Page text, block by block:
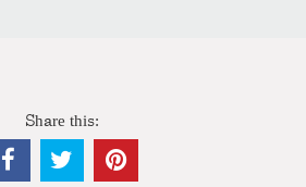
Share this: